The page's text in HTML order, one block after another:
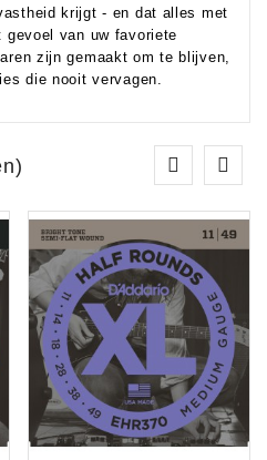
krijgt - en dat alles met
gevoel van uw favoriete
zijn gemaakt om te blijven,
die nooit vervagen.